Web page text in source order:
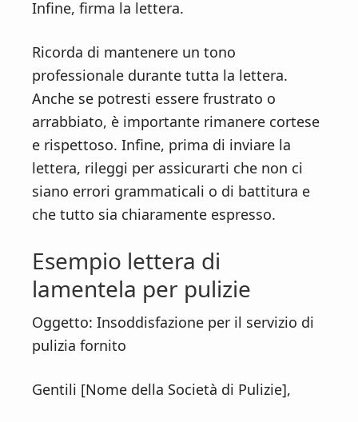
Infine, firma la lettera.
Ricorda di mantenere un tono
professionale durante tutta la lettera.
Anche se potresti essere frustrato o
arrabbiato, è importante rimanere cortese
e rispettoso. Infine, prima di inviare la
lettera, rileggi per assicurarti che non ci
siano errori grammaticali o di battitura e
che tutto sia chiaramente espresso.
Esempio lettera di
lamentela per pulizie
Oggetto: Insoddisfazione per il servizio di
pulizia fornito
Gentili [Nome della Società di Pulizie],